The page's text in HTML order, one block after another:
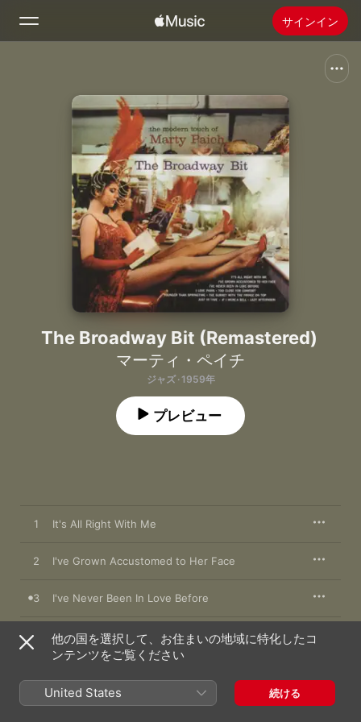
サインイン
ホーム
新着おすすめ
ラジオ
Apple Musicをインストール
The Broadway Bit (Remastered)
マーティ・ペイチ
ジャズ · 1959年
プレビュー
1 It's All Right With Me
2 I've Grown Accustomed to Her Face
3 I've Never Been In Love Before
4 I Love Paris
6
Younger Than Springtime / The Surrey With the
他の国を選択して、お住まいの地域に特化したコ
ンテンツをご覧ください
United States 続ける